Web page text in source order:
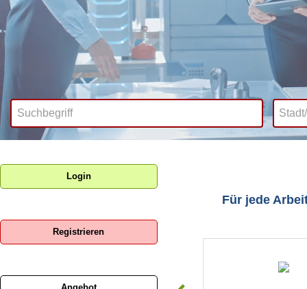
Für jede
Login
Registrieren